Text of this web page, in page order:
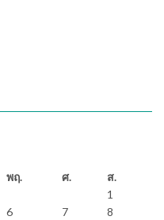
พฤ. ศ.
ส.
1
6 7
8